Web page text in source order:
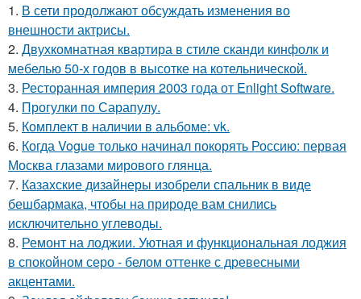
1. В сети продолжают обсуждать изменения во
внешности актрисы.
2. Двухкомнатная квартира в стиле сканди кинфолк и
мебелью 50-х годов в высотке на котельнической.
3. Ресторанная империя 2003 года от Enlight Software.
4. Прогулки по Сарапулу.
5. Комплект в наличии в альбоме: vk.
6. Когда Vogue только начинал покорять Россию: первая
Москва глазами мирового глянца.
7. Казахские дизайнеры изобрели спальник в виде
бешбармака, чтобы на природе вам снились
исключительно углеводы.
8. Ремонт на лоджии. Уютная и функциональная лоджия
в спокойном серо - белом оттенке с древесными
акцентами.